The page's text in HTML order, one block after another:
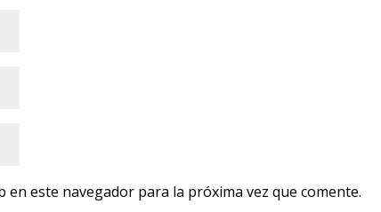
este navegador para la próxima vez que comente.